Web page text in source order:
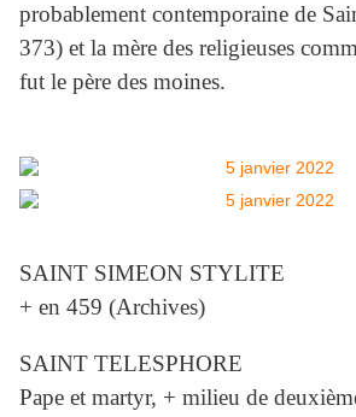
probablement contemporaine de
373) et la mère des religieuses
fut le père des moines.
SAINT SIMEON STYLITE
+ en 459 (Archives)
SAINT TELESPHORE
Pape et martyr, + milieu de